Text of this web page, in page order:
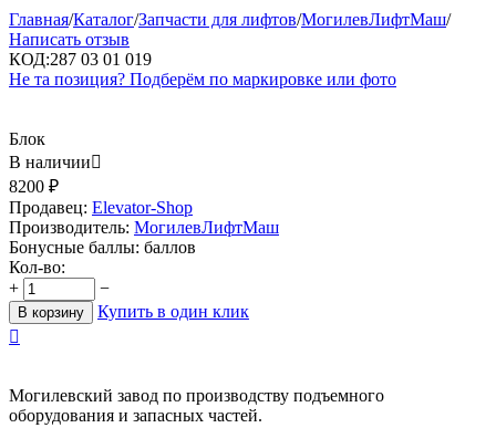
Главная/Каталог/Запчасти для лифтов/МогилевЛифтМаш/
Написать отзыв
КОД:287 03 01 019
Не та позиция? Подберём по маркировке или фото
Блок
В наличии
8200 ₽
Продавец: Elevator-Shop
Производитель: МогилевЛифтМаш
Бонусные баллы: баллов
Кол-во:
+
−
В корзину
Купить в один клик

Могилевский завод по производству подъемного
оборудования и запасных частей.